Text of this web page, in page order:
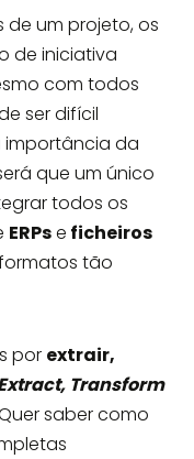
de um projeto, os
de iniciativa
com todos
ser difícil
importância da
que um único
todos os
ERPse ficheiros
tão
por extrair,
Transform
saber como